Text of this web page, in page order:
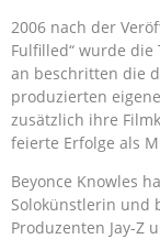
2006 nach der
Fulfilled“ wurde
an beschritten die
produzierten
zusätzlich ihre
feierte Erfolge als
Beyonce Knowles
Solokünstlerin und
Produzenten Jay-Z